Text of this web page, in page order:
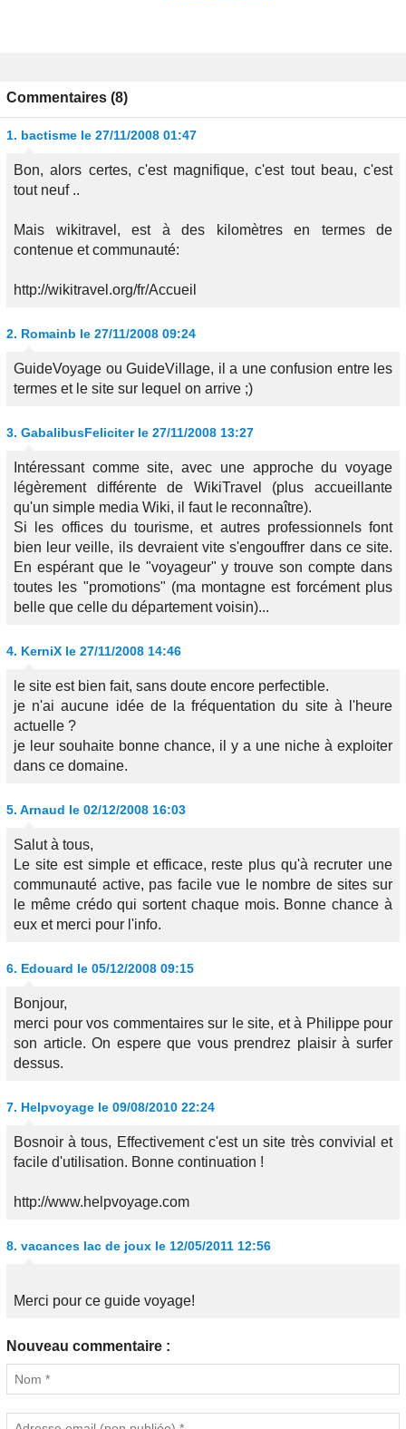
Commentaires (8)
1. bactisme le 27/11/2008 01:47
Bon, alors certes, c'est magnifique, c'est tout beau, c'est
tout neuf ..
Mais wikitravel, est à des kilomètres en termes de
contenue et communauté:
http://wikitravel.org/fr/Accueil
2. Romainb le 27/11/2008 09:24
GuideVoyage ou GuideVillage, il a une confusion entre les
termes et le site sur lequel on arrive ;)
3. GabalibusFeliciter le 27/11/2008 13:27
Intéressant comme site, avec une approche du voyage
légèrement différente de WikiTravel (plus accueillante
qu'un simple media Wiki, il faut le reconnaître).
Si les offices du tourisme, et autres professionnels font
bien leur veille, ils devraient vite s'engouffrer dans ce site.
En espérant que le "voyageur" y trouve son compte dans
toutes les "promotions" (ma montagne est forcément plus
belle que celle du département voisin)...
4. KerniX le 27/11/2008 14:46
le site est bien fait, sans doute encore perfectible.
je n'ai aucune idée de la fréquentation du site à l'heure
actuelle ?
je leur souhaite bonne chance, il y a une niche à exploiter
dans ce domaine.
5. Arnaud le 02/12/2008 16:03
Salut à tous,
Le site est simple et efficace, reste plus qu'à recruter une
communauté active, pas facile vue le nombre de sites sur
le même crédo qui sortent chaque mois. Bonne chance à
eux et merci pour l'info.
6. Edouard le 05/12/2008 09:15
Bonjour,
merci pour vos commentaires sur le site, et à Philippe pour
son article. On espere que vous prendrez plaisir à surfer
dessus.
7. Helpvoyage le 09/08/2010 22:24
Bosnoir à tous, Effectivement c'est un site très convivial et
facile d'utilisation. Bonne continuation !
http://www.helpvoyage.com
8. vacances lac de joux le 12/05/2011 12:56
Merci pour ce guide voyage!
Nouveau commentaire :